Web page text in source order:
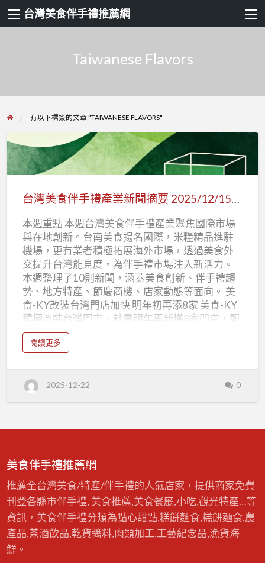
台灣美食伴手禮推薦網
Taiwanese Flavors
有以下標簽的文章 "TAIWANESE FLAVORS"
台
灣
2025/12/15-
2025/12/21
台灣美食伴手禮產業新聞摘要 2025/12/15-2025/12/21
本週重點 本週台灣美食伴手禮產業聚焦國際市場
與在地創新。台南美食揚名國際，米糧精品進駐
機場，更有業者積極拓展海外市場，透過美食外
交提升台灣能見度，為伴手禮市場注入新活力。
本週整理了10則新聞，涵蓋美食創新、伴手禮趨
勢、地方特產、節慶商機、店家動態等面向。 美
食-KY改裝台灣門店加快 明年初再添8家 美食-KY
積極改裝台灣門市，計畫明年再新增8家門店，顯
示對台灣市場的重視。此舉有望帶動在地消費，
並可能推出更多符合台灣人口味的新產品或伴手
國際認證的台灣美食之都「台南」！唯一獲選英
媒《Time Out》2025亞洲十大街頭美食城市，這
報導中提及的特色小吃，有機會成為熱門伴手禮
想嚐台灣美食| 運動 日本選手柳町達對台灣棒球新
秀印象深刻，並表示想品嚐台灣美食。這股「美
食外交」風潮，有助於提升台灣美食在國際上的
知名度，帶動觀光伴手禮商機。 新聞來源：中央
社 CNA 信義區必吃牛舌再+1、日本排隊…
閱讀更多
o
t
灣
伴
產
要
2
2
5
/
1
2
/
1
5
-
2025-12-22 0
美食伴手禮推薦網
推薦全台灣美食/特產/伴手禮的人氣店家，提供商家免費
刊登各縣市伴手禮, 美食推薦,美食餐廳,小吃,觀光特產…等
資訊，美食伴手禮分類為點心甜點,糕餅麵食,糕餅麵食,農
產品,茶酒飲品,乾貨醬料,肉類加工,工藝紀念品,漁貨海
鮮。